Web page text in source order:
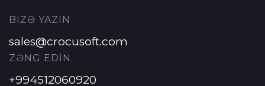
BİZƏ YAZIN
sales@crocusoft.com
ZƏNG EDİN.
+994512060920